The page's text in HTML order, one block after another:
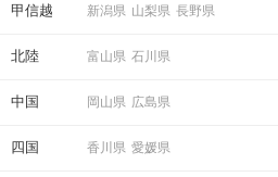
甲信越 新潟県 山梨県 長野県
北陸 富山県 石川県
中国 岡山県 広島県
四国 香川県 愛媛県